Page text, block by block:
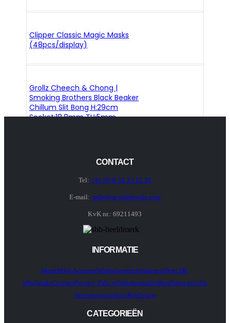
Clipper Classic Magic Masks
(48pcs/display)
Grollz Cheech & Chong |
Smoking Brothers Black Beaker
Chillum Slit Bong H:29cm
Socket:18.8mm TH:5mm
CONTACT
Tel: +31 (0) 6 51 33 52 30
E-mail: order@sr-wholesale.com
KvK nr.: 69211493
INFORMATIE
HomeMijn AccountWinkelwagenAfrekenenOver SR-
WholesaleContactPrivacy PolicyOrderformulierShopInloggen Als
VertegenwoordigerBijsluiters
CATEGORIEËN